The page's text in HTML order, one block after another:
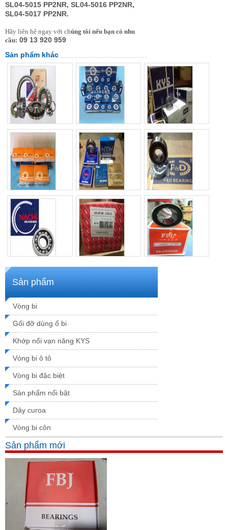
SL04-5015 PP2NR, SL04-5016 PP2NR,
SL04-5017 PP2NR.
Hãy liên hệ ngay với chúng tôi nếu bạn có nhu
cầu: 09 13 920 959
Sản phẩm khác
Vòng bi DYZV
Mã SP: RT32255
Thông số kỹ thuật
Xem chi tiết
Vòng bi ZKL
Mã SP: RT3653
Thông số kỹ thuật
Xem chi tiết
Vòng bi KYS
Mã SP: KJ3443
Thông số kỹ thuật
Xem chi tiết
Vòng bi MPZ
Mã SP: GH32847
Thông số kỹ thuật
Xem chi tiết
Vòng bi Koyo,NTN,
NSK, Asahi
Mã SP: bi Nhật
Thông số kỹ thuật
Xem chi tiết
Vòng bi F&D
Mã SP: FD
Thông số kỹ thuật
Xem chi tiết
Thông số kỹ thuật
Xem chi tiết
Xem chi tiết
Sản phẩm
Vòng bi
Gối đỡ dùng ổ bi
Khớp nối vạn năng KYS
Vòng bi ô tô
Vòng bi đặc biệt
Sản phẩm nổi bật
Dây curoa
Vòng bi côn
Sản phẩm mới